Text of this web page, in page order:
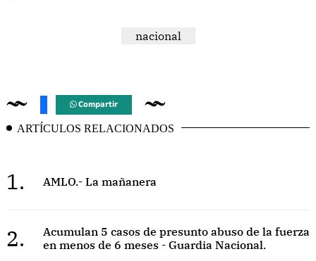
nacional
Compartir
ARTÍCULOS RELACIONADOS
1. AMLO.- La mañanera
2.
Acumulan 5 casos de presunto abuso de la fuerza
en menos de 6 meses - Guardia Nacional.